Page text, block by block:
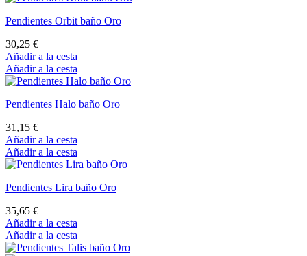
Pendientes Orbit baño Oro
30,25 €
Añadir a la cesta
Añadir a la cesta
Pendientes Halo baño Oro
31,15 €
Añadir a la cesta
Añadir a la cesta
Pendientes Lira baño Oro
35,65 €
Añadir a la cesta
Añadir a la cesta